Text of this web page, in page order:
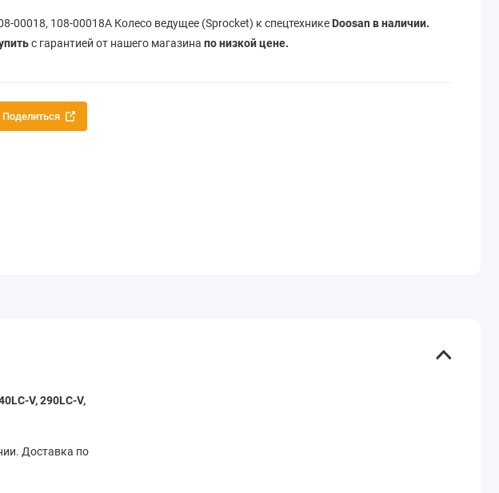
00018, 108-00018A Колесо ведущее (Sprocket) к спецтехнике Doosan в наличии.
с гарантией от нашего магазина по низкой цене.
Поделиться
V, 290LC-V,
Доставка по